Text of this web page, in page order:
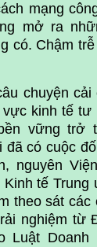
mạng
mở ra
có. Chậm
chuyện cải
kinh tế tư
vững trở
đã có cuộc
nguyên
tế Trung
theo sát các
nghiệm từ
Luật Doanh